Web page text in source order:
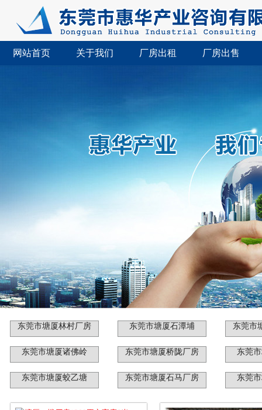
网站首页 关于我们 厂房出租 厂房出售
东莞市塘厦林村厂房 东莞市塘厦石潭埔 东莞市
东莞市塘厦诸佛岭 东莞市塘厦桥陇厂房 东莞
东莞市塘厦蛟乙塘 东莞市塘厦石马厂房 东莞